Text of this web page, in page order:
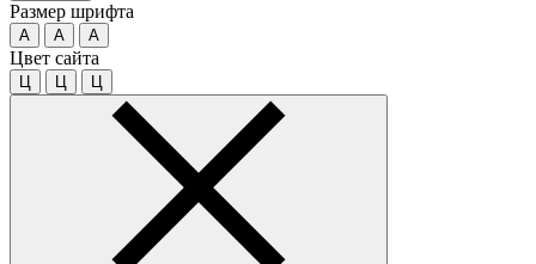
Размер шрифта
A A A
Цвет сайта
Ц Ц Ц